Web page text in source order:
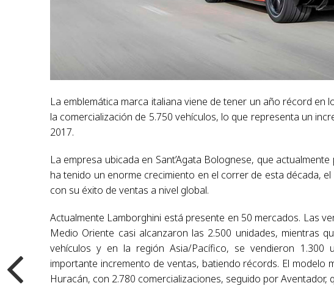
La emblemática marca italiana viene de tener un año récord
la comercialización de 5.750 vehículos, lo que representa un
2017.
La empresa ubicada en Sant’Agata Bolognese, que
ha tenido un enorme crecimiento en el correr de esta década,
con su éxito de ventas a nivel global.
Actualmente Lamborghini está presente en 50 mercados. Las
Medio Oriente casi alcanzaron las 2.500 unidades, mientras
vehículos y en la región Asia/Pacífico, se vendieron 1.300
importante incremento de ventas, batiendo récords. El modelo
Huracán, con 2.780 comercializaciones, seguido por Aventador,